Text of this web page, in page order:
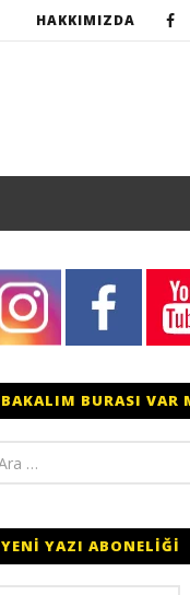
HAKKIMIZDA
BAKALIM BURASI VAR
YENI YAZI ABONELIĞI